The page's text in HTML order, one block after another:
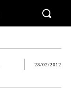
28/02/2012